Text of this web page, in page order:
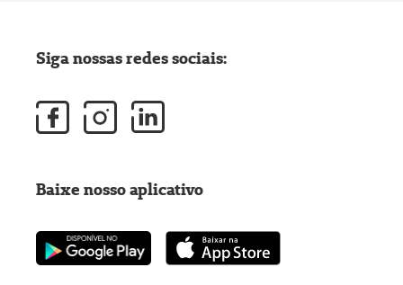
Siga nossas redes sociais:
Baixe nosso aplicativo